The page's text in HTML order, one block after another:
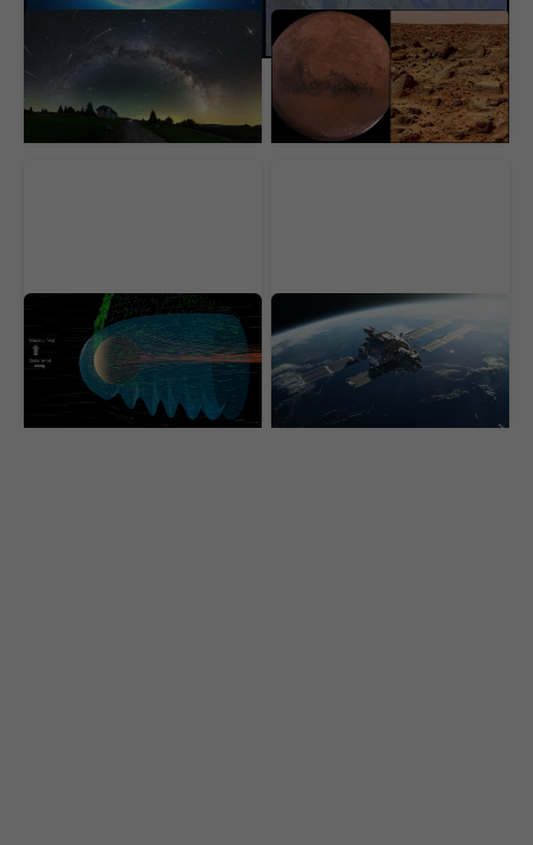
Slovensko čaká noc plná
padajúcich hviezd.
Takéto podmienky na
Perseidy sa často
neopakujú
Takmer 20-ročný záber
z Marsu opäť vyvoláva
rozruch. Ľudia nechcú
uveriť tomu, čo vidia
Vedci nad Marsom
objavili tajomné
neviditeľné vlny, ktoré
ho pomaly ničia. Nedá sa
to zastaviť
Ľudia už na to nestačia.
Umelá inteligencia
dostane veľkú
zodpovednosť vo
vesmíre